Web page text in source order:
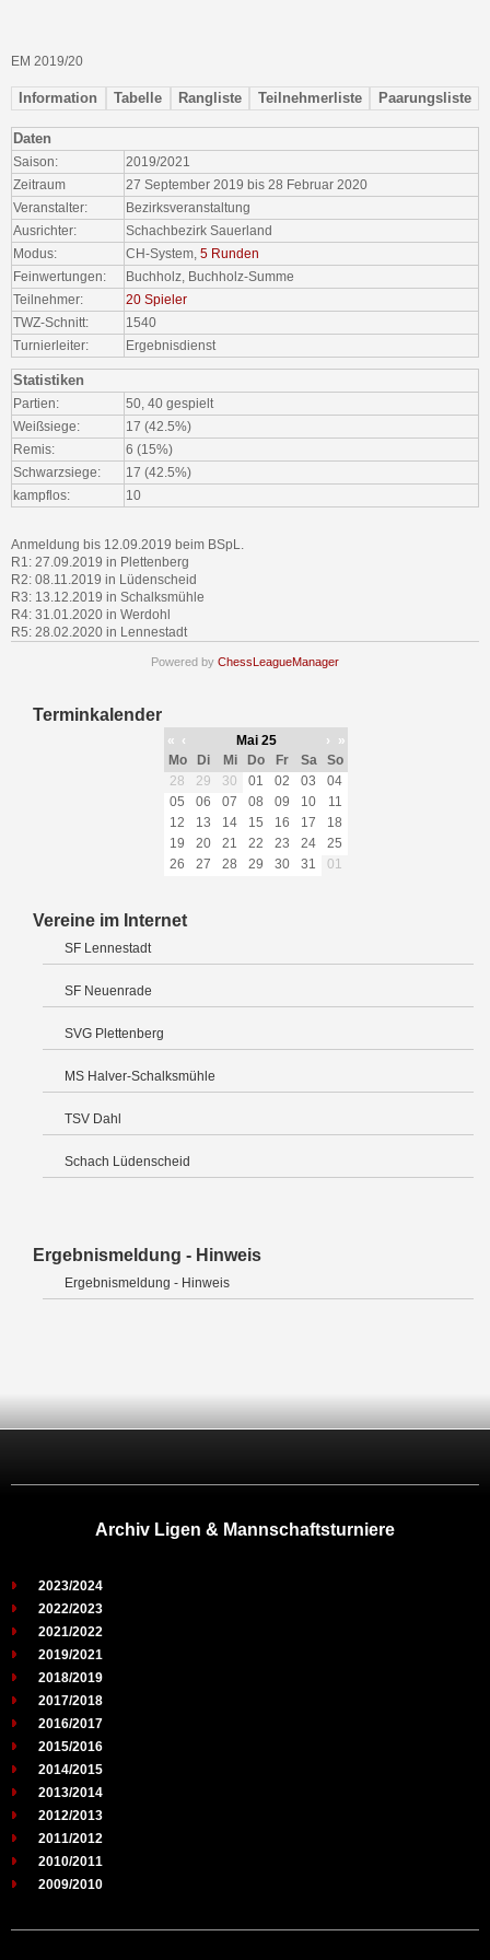
EM 2019/20
Information Tabelle Rangliste Teilnehmerliste Paarungsliste
Daten
Saison:
2019/2021
Zeitraum
27 September 2019 bis 28 Februar 2020
Veranstalter:
Bezirksveranstaltung
Ausrichter:
Schachbezirk Sauerland
Modus:
CH-System,5 Runden
Feinwertungen:
Buchholz, Buchholz-Summe
Teilnehmer:
20 Spieler
TWZ-Schnitt:
1540
Turnierleiter:
Ergebnisdienst
Statistiken
Partien:
50, 40 gespielt
Weißsiege:
17 (42.5%)
Remis:
6 (15%)
Schwarzsiege:
17 (42.5%)
kampflos:
10
Anmeldung bis 12.09.2019 beim BSpL.
R1: 27.09.2019 in Plettenberg
R2: 08.11.2019 in Lüdenscheid
R3: 13.12.2019 in Schalksmühle
R4: 31.01.2020 in Werdohl
R5: 28.02.2020 in Lennestadt
Powered by ChessLeagueManager
Terminkalender
« ‹ Mai 25 ›
»
Mo
Di Mi Do Fr Sa
So
28
29 30 01 02 03
04
05
06 07 08 09 10
11
12
13 14 15 16 17
18
19
20 21 22 23 24
25
26
27 28 29 30 31 01
Vereine im Internet
SF Lennestadt
SF Neuenrade
SVG Plettenberg
MS Halver-Schalksmühle
TSV Dahl
Schach Lüdenscheid
Ergebnismeldung - Hinweis
Ergebnismeldung - Hinweis
Archiv Ligen & Mannschaftsturniere
2023/2024
2022/2023
2021/2022
2019/2021
2018/2019
2017/2018
2016/2017
2015/2016
2014/2015
2013/2014
2012/2013
2011/2012
2010/2011
2009/2010